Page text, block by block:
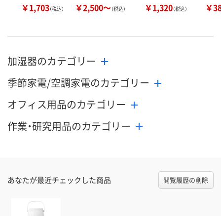
￥1,703（税込） ￥2,500～（税込） ￥1,320（税込） ￥
加湿器のカテゴリー
季節家電/空調家電のカテゴリー
オフィス用品のカテゴリー
作業・研究用品のカテゴリー
あなたが最近チェックした商品 閲覧履歴の削除